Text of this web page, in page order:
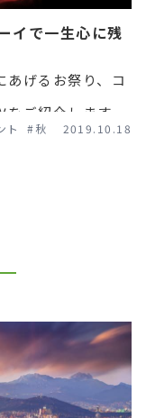
イで一生心に残
あげるお祭り、コ
ご紹介します。
ナショナル。行
ト #秋 2019.10.18